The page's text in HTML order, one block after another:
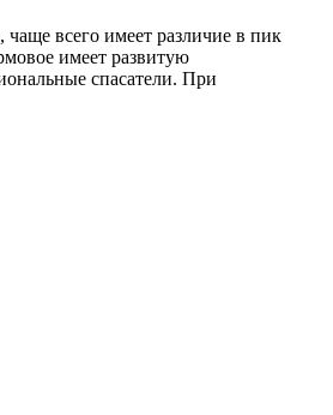
всего имеет различие в пик
имеет развитую
спасатели. При